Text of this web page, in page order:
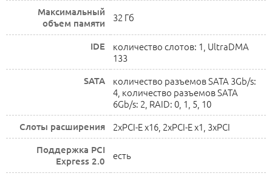
Максимальный
объем памяти
32 Гб
IDE
количество слотов: 1, UltraDMA
133
SATA
количество разъемов SATA 3Gb/s:
4, количество разъемов SATA
6Gb/s: 2, RAID: 0, 1, 5, 10
Слоты расширения 2xPCI-E x16, 2xPCI-E x1, 3xPCI
Поддержка PCI
Express 2.0
есть